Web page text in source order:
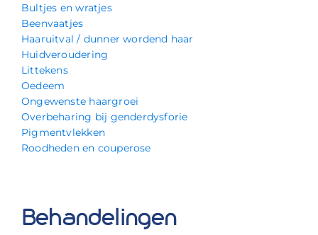
Bultjes en wratjes
Beenvaatjes
Haaruitval / dunner wordend haar
Huidveroudering
Littekens
Oedeem
Ongewenste haargroei
Overbeharing bij genderdysforie
Pigmentvlekken
Roodheden en couperose
Behandelingen